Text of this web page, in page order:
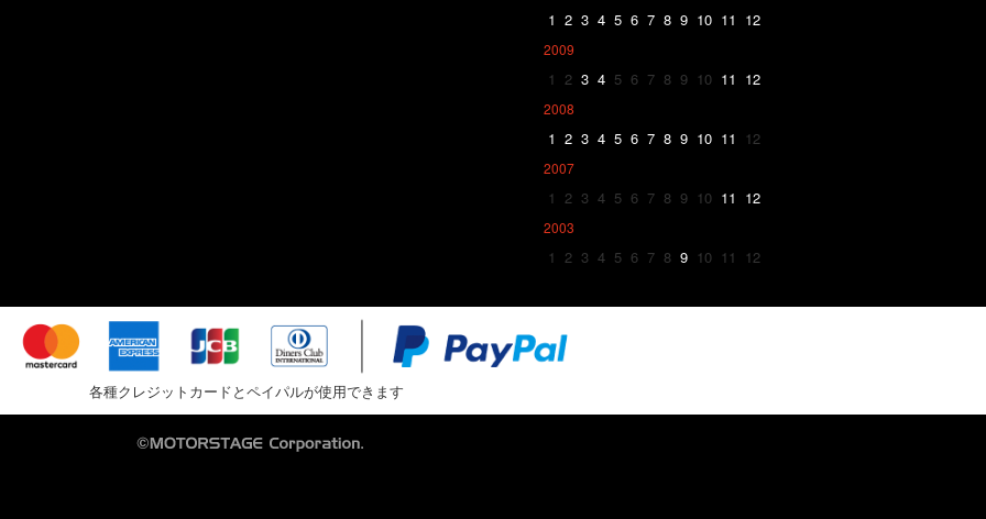
1 2 3 4 5 6 7 8 9 10 11 12
2009
1 2 3 4 5 6 7 8 9 10 11 12
2008
1 2 3 4 5 6 7 8 9 10 11 12
2007
1 2 3 4 5 6 7 8 9 10 11 12
2003
1 2 3 4 5 6 7 8 9 10 11 12
各種クレジットカードとペイパルが使用できます